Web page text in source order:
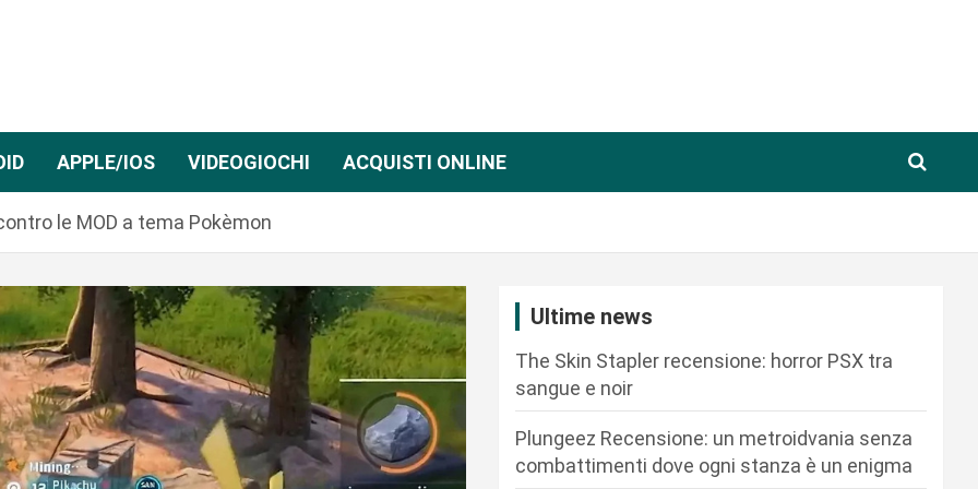
APPLE/IOS VIDEOGIOCHI ACQUISTI ONLINE
le MOD a tema Pokèmon
Ultime news
The Skin Stapler recensione: horror PSX tra
sangue e noir
Plungeez Recensione: un metroidvania senza
combattimenti dove ogni stanza è un enigma